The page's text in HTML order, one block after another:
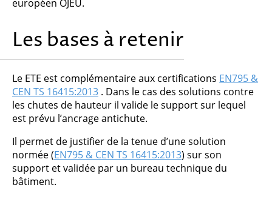
européen OJEU.
Les bases à retenir
Le ETE est complémentaire aux certifications EN795 &
CEN TS 16415:2013 . Dans le cas des solutions contre
les chutes de hauteur il valide le support sur lequel
est prévu l’ancrage antichute.
Il permet de justifier de la tenue d’une solution
normée (EN795 & CEN TS 16415:2013) sur son
support et validée par un bureau technique du
bâtiment.